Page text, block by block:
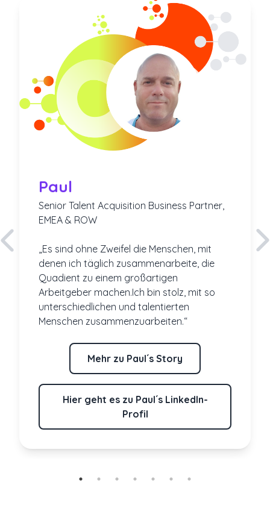
Paul
Senior Talent Acquisition Business Partner,
EMEA & ROW
„Es sind ohne Zweifel die Menschen, mit
denen ich täglich zusammenarbeite, die
Quadient zu einem großartigen
Arbeitgeber machen.Ich bin stolz, mit so
unterschiedlichen und talentierten
Menschen zusammenzuarbeiten.“
Mehr zu Paul´s Story
Hier geht es zu Paul´s LinkedIn-
Profil